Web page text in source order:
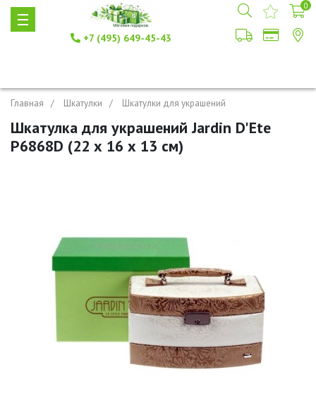
+7 (495) 649-45-43
0
Главная Шкатулки Шкатулки для украшений
Шкатулка для украшений Jardin D'Ete
P6868D (22 х 16 х 13 см)